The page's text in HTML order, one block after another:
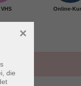
Online-
die
×